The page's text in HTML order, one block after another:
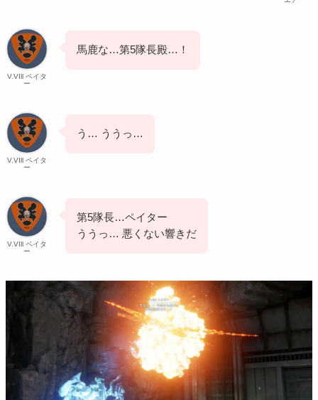
V.VIll ペイタ
ー
馬鹿な…第5隊長殿…！
V.VIll ペイタ
ー
う… ううっ…
V.VIll ペイタ
ー
第5隊長…ペイター
ううっ… 悪くない響きだ